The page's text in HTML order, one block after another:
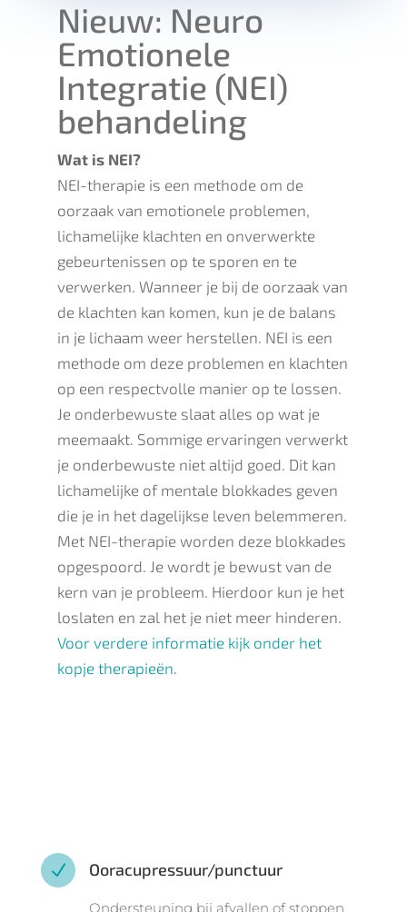
Nieuw: Neuro
Emotionele
Integratie (NEI)
behandeling
Wat is NEI?
NEI-therapie is een methode om de
oorzaak van emotionele problemen,
lichamelijke klachten en onverwerkte
gebeurtenissen op te sporen en te
verwerken. Wanneer je bij de oorzaak van
de klachten kan komen, kun je de balans
in je lichaam weer herstellen. NEI is een
methode om deze problemen en klachten
op een respectvolle manier op te lossen.
Je onderbewuste slaat alles op wat je
meemaakt. Sommige ervaringen verwerkt
je onderbewuste niet altijd goed. Dit kan
lichamelijke of mentale blokkades geven
die je in het dagelijkse leven belemmeren.
Met NEI-therapie worden deze blokkades
opgespoord. Je wordt je bewust van de
kern van je probleem. Hierdoor kun je het
loslaten en zal het je niet meer hinderen.
Voor verdere informatie kijk onder het
kopje therapieën.
N Ooracupressuur/punctuur
Ondersteuning bij afvallen of stoppen